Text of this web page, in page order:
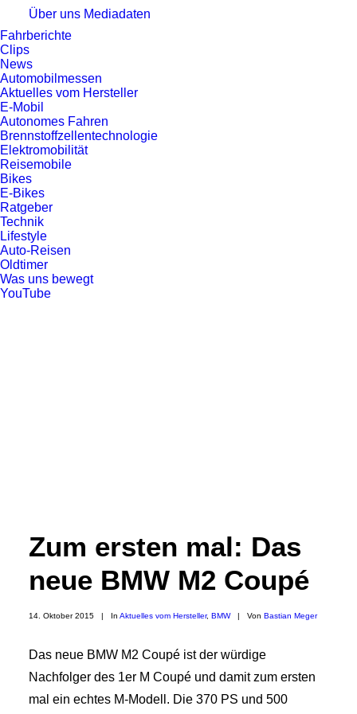
Über uns Mediadaten
Fahrberichte
Clips
News
Automobilmessen
Aktuelles vom Hersteller
E-Mobil
Autonomes Fahren
Brennstoffzellentechnologie
Elektromobilität
Reisemobile
Bikes
E-Bikes
Ratgeber
Technik
Lifestyle
Auto-Reisen
Oldtimer
Was uns bewegt
YouTube
Zum ersten mal: Das
neue BMW M2 Coupé
14. Oktober 2015 | In Aktuelles vom Hersteller, BMW | Von Bastian Meger
Das neue BMW M2 Coupé ist der würdige
Nachfolger des 1er M Coupé und damit zum ersten
mal ein echtes M-Modell. Die 370 PS und 500